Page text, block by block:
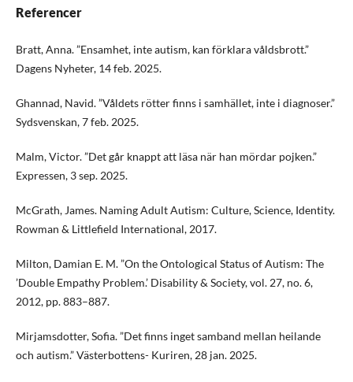
Referencer
Bratt, Anna. ”Ensamhet, inte autism, kan förklara våldsbrott.”
Dagens Nyheter, 14 feb. 2025.
Ghannad, Navid. ”Våldets rötter finns i samhället, inte i diagnoser.”
Sydsvenskan, 7 feb. 2025.
Malm, Victor. ”Det går knappt att läsa när han mördar pojken.”
Expressen, 3 sep. 2025.
McGrath, James. Naming Adult Autism: Culture, Science, Identity.
Rowman & Littlefield International, 2017.
Milton, Damian E. M. ”On the Ontological Status of Autism: The
’Double Empathy Problem.’ Disability & Society, vol. 27, no. 6,
2012, pp. 883–887.
Mirjamsdotter, Sofia. ”Det finns inget samband mellan heilande
och autism.” Västerbottens- Kuriren, 28 jan. 2025.